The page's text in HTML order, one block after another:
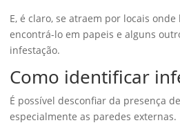
E, é claro, se atraem por locais
encontrá-lo em papeis e alguns
infestação.
Como identificar
É possível desconfiar da presença
especialmente as paredes externas.